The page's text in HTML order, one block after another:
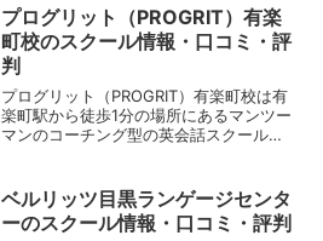
ースクールの評判や特徴を詳しく見てい
きま...
プログリット（PROGRIT）有楽
町校のスクール情報・口コミ・評
判
プログリット（PROGRIT）有楽町校は有
楽町駅から徒歩1分の場所にあるマンツー
マンのコーチング型の英会話スクールで
スケジュールを作成。一人一人に専任の
コンサルタントが...
ベルリッツ目黒ランゲージセンタ
ーのスクール情報・口コミ・評判